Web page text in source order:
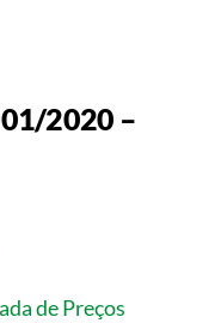
2020 –
de Preços